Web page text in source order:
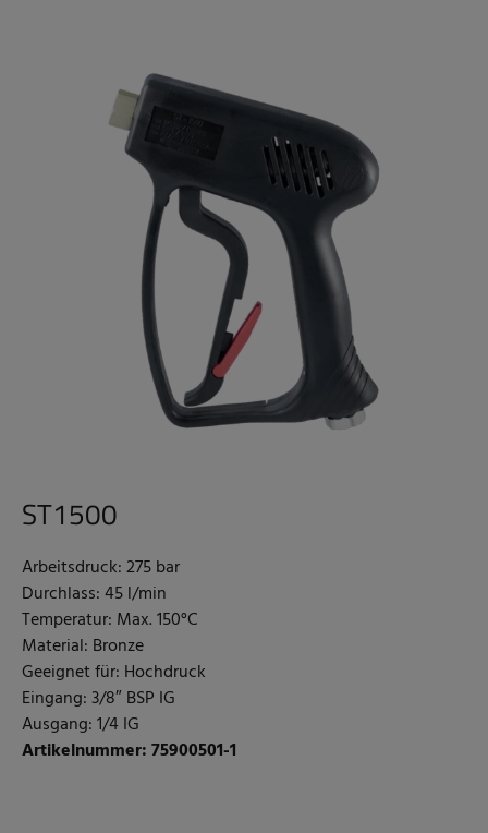
ST1500
Arbeitsdruck: 275 bar
Durchlass: 45 l/min
Temperatur: Max. 150°C
Material: Bronze
Geeignet für: Hochdruck
Eingang: 3/8″ BSP IG
Ausgang: 1/4 IG
Artikelnummer: 75900501-1